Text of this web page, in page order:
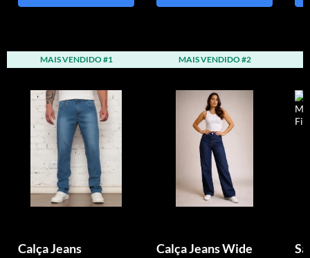
MAIS VENDIDO #1
Calça Jeans
MAIS VENDIDO #2
Calça Jeans Wide